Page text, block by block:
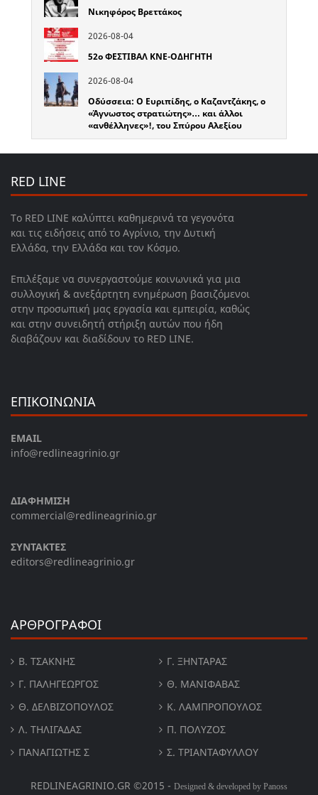
Νικηφόρος Βρεττάκος
2026-08-04
52o ΦΕΣΤΙΒΑΛ ΚΝΕ-ΟΔΗΓΗΤΗ
2026-08-04
Οδύσσεια: Ο Ευριπίδης, ο Καζαντζάκης, ο
«Άγνωστος στρατιώτης»… και άλλοι
«ανθέλληνες»!, του Σπύρου Αλεξίου
RED LINE
Το RED LINE καλύπτει καθημερινά τα γεγονότα
και τις ειδήσεις από το Αγρίνιο, την Δυτική
Ελλάδα, την Ελλάδα και τον Κόσμο.
Επιλέξαμε να συνεργαστούμε κοινωνικά για μια
συλλογική & ανεξάρτητη ενημέρωση βασιζόμενοι
στην προσωπική μας εργασία και εμπειρία, καθώς
και στην συνειδητή στήριξη αυτών που ήδη
διαβάζουν και διαδίδουν το RED LINE.
ΕΠΙΚΟΙΝΩΝΙΑ
EMAIL
info@redlineagrinio.gr
ΔΙΑΦΗΜΙΣΗ
commercial@redlineagrinio.gr
ΣΥΝΤΑΚΤΕΣ
editors@redlineagrinio.gr
ΑΡΘΡΟΓΡΑΦΟΙ
Β. ΤΣΆΚΝΗΣ
Γ. ΞΗΝΤΆΡΑΣ
Γ. ΠΑΛΗΓΕΏΡΓΟΣ
Θ. ΜΑΝΙΦΑΒΑΣ
Θ. ΔΕΛΒΙΖΌΠΟΥΛΟΣ
Κ. ΛΑΜΠΡΟΠΟΥΛΟΣ
Λ. ΤΗΛΙΓΑΔΑΣ
Π. ΠΟΛΎΖΟΣ
ΠΑΝΑΓΙΏΤΗΣ Σ
Σ. ΤΡΙΑΝΤΑΦΥΛΛΟΥ
REDLINEAGRINIO.GR ©2015 - Designed & developed by Panoss